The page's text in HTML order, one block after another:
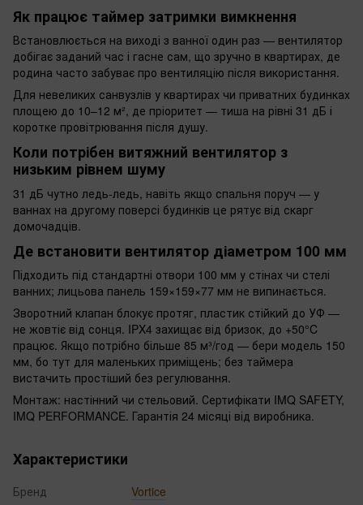
Як працює таймер затримки вимкнення
Встановлюється на виході з ванної один раз — вентилятор
добігає заданий час і гасне сам, що зручно в квартирах, де
родина часто забуває про вентиляцію після використання.
Для невеликих санвузлів у квартирах чи приватних будинках
площею до 10–12 м², де пріоритет — тиша на рівні 31 дБ і
коротке провітрювання після душу.
Коли потрібен витяжний вентилятор з
низьким рівнем шуму
31 дБ чутно ледь-ледь, навіть якщо спальня поруч — у
ваннах на другому поверсі будинків це рятує від скарг
домочадців.
Де встановити вентилятор діаметром 100 мм
Підходить під стандартні отвори 100 мм у стінах чи стелі
ванних; лицьова панель 159×159×77 мм не випинається.
Зворотний клапан блокує протяг, пластик стійкий до УФ —
не жовтіє від сонця. IPX4 захищає від бризок, до +50°C
працює. Якщо потрібно більше 85 м³/год — бери модель 150
мм, бо тут для маленьких приміщень; без таймера
вистачить простіший без регулювання.
Монтаж: настінний чи стельовий. Сертифікати IMQ SAFETY,
IMQ PERFORMANCE. Гарантія 24 місяці від виробника.
Характеристики
Бренд Vortice